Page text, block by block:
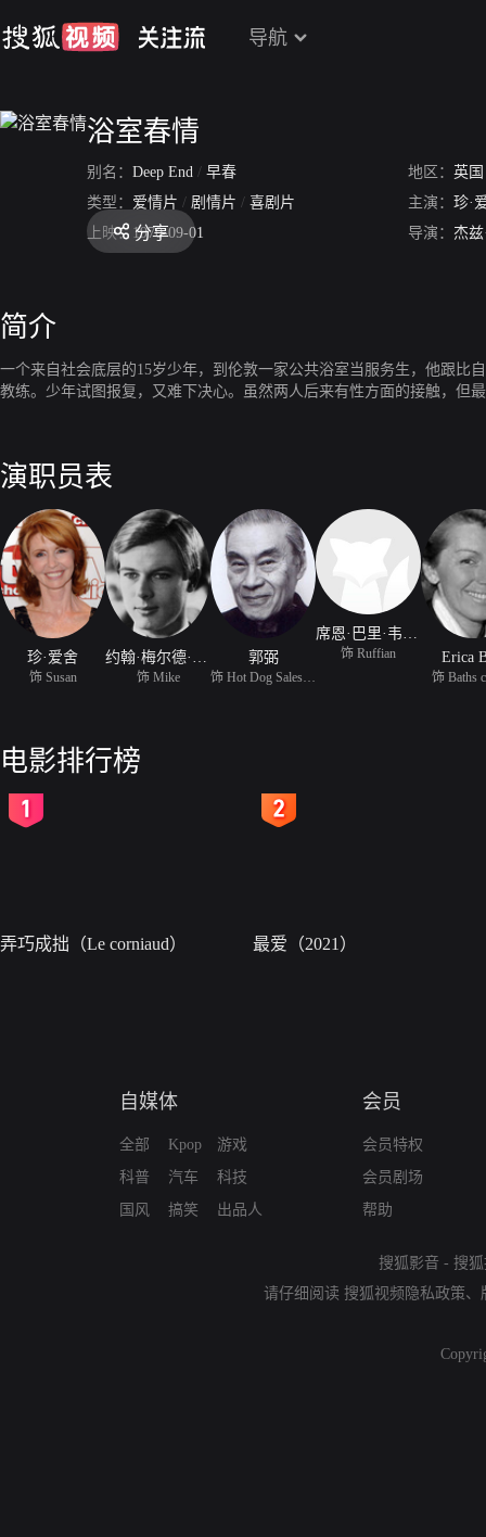
导航
浴室春情
别名： Deep End / 早春 地区： 英国
类型： 爱情片 / 剧情片 / 喜剧片 主演： 珍·
上映： 1970-09-01 导演： 杰
分享
简介
一个来自社会底层的15岁少年，到伦敦一家公共浴室当服务生，他跟比
教练。少年试图报复，又难下决心。虽然两人后来有性方面的接触，但
演职员表
珍·爱舍
饰 Susan 饰 Mike
郭弼
席恩·巴里·韦斯克
饰 Ruffian Erica
饰 Baths
电影排行榜
弄巧成拙（Le corniaud） 最爱（2021）
自媒体
全部
科普
国风
Kpop
汽车
搞笑
游戏
科技
出品人
会员
会员特权
会员剧场
帮助
搜狐影音 - 搜
请仔细阅读 搜狐视频隐私政策、